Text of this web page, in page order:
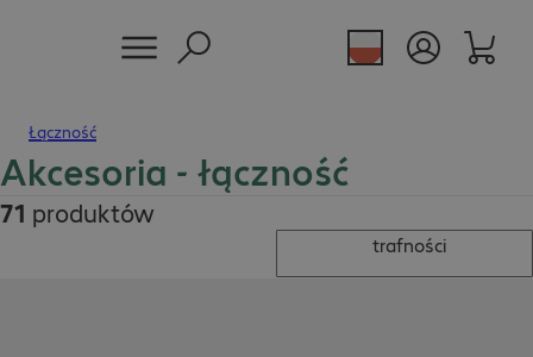
Łączność
Akcesoria - łączność
71 produktów
trafności